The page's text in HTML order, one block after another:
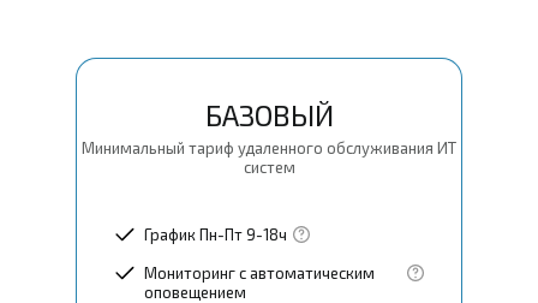
БАЗОВЫЙ
Минимальный тариф удаленного обслуживания ИТ
систем
График Пн-Пт 9-18ч
Мониторинг с автоматическим
оповещением